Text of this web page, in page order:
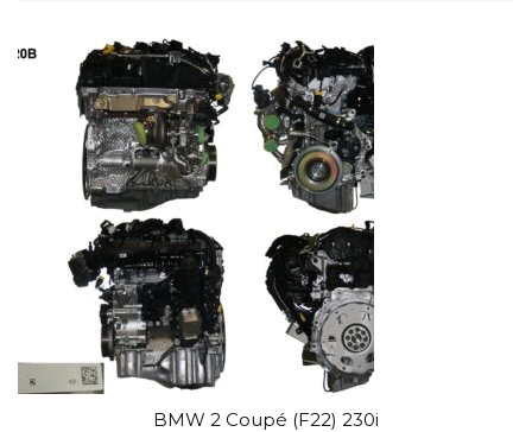
BMW 2 Coupé (F22) 230i